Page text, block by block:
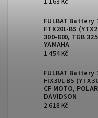
1 163 Kč
FULBAT Battery
FTX20L-BS
300-800, TGB
YAMAHA
1 454 Kč
FULBAT Battery
FIX30L-BS
CF MOTO,
DAVIDSON
2 618 Kč